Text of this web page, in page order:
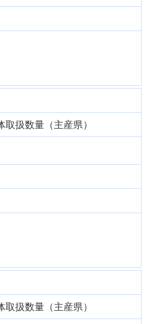
扱数量（主産県）
扱数量（主産県）